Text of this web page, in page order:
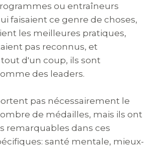
ou entraîneurs
faisaient ce genre de choses,
les meilleures pratiques,
pas reconnus, et
d'un coup, ils sont
des leaders.
pas nécessairement le
de médailles, mais ils ont
remarquables dans ces
santé mentale, mieux-